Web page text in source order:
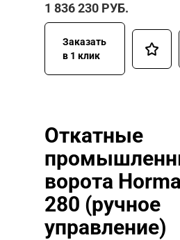
1 836 230 РУБ.
Заказать
в 1 клик
Откатные
ворота
280 (ручное
управление)